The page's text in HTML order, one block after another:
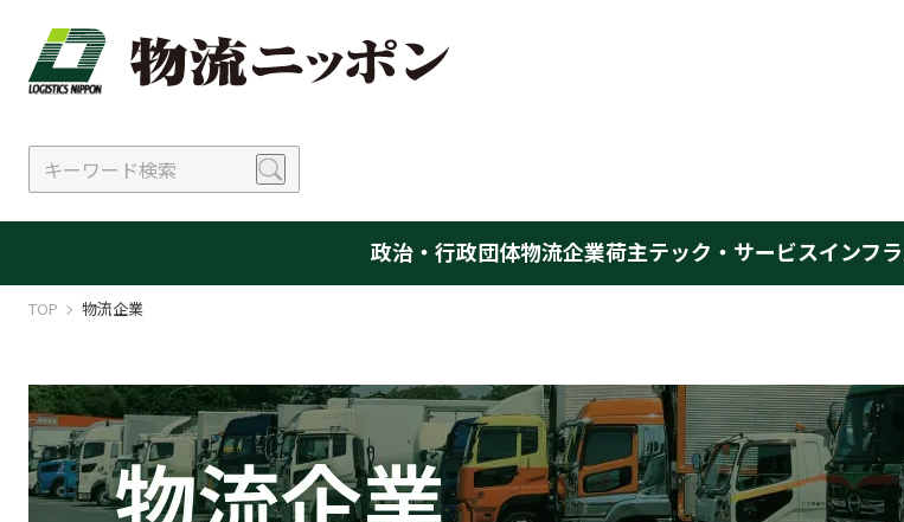
政治・行政団体物流企業荷主テック・サービスインフラ
TOP 物流企業